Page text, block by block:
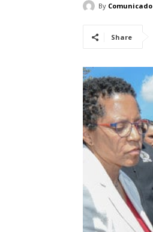
By Comunicado
Share